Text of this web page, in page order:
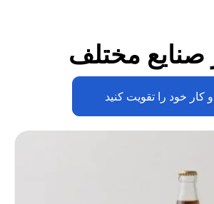
صنایع مختلف
خود را تقویت کنید